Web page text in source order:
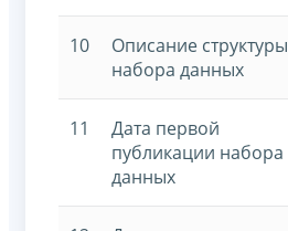
10
Описание структуры
набора данных
11
Дата первой
публикации набора
данных